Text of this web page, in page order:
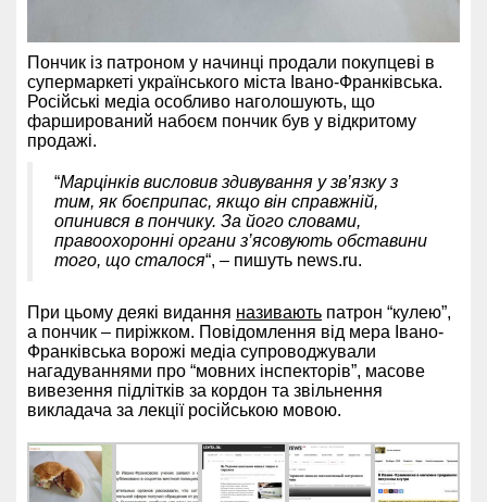
Пончик із патроном у начинці продали покупцеві в
супермаркеті українського міста Івано-Франківська.
Російські медіа особливо наголошують, що
фарширований набоєм пончик був у відкритому
продажі.
“Марцінків висловив здивування у зв’язку з
тим, як боєприпас, якщо він справжній,
опинився в пончику. За його словами,
правоохоронні органи з’ясовують обставини
того, що сталося“, – пишуть news.ru.
При цьому деякі видання називають патрон “кулею”,
а пончик – пиріжком. Повідомлення від мера Івано-
Франківська ворожі медіа супроводжували
нагадуваннями про “мовних інспекторів”, масове
вивезення підлітків за кордон та звільнення
викладача за лекції російською мовою.